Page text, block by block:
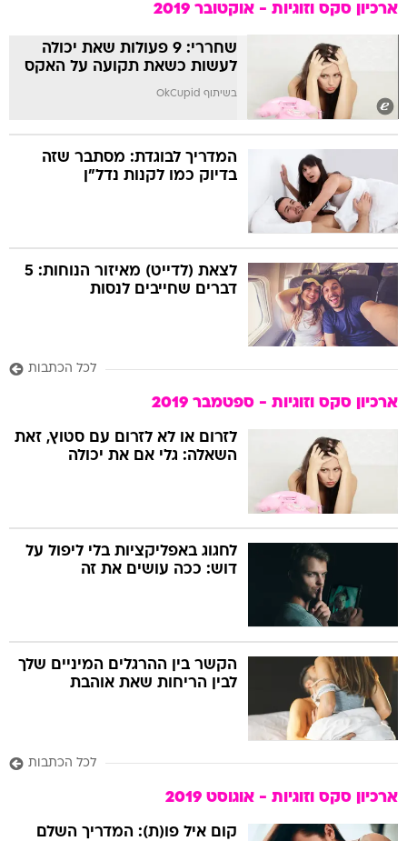
ארכיון סקס וזוגיות - אוקטובר 2019
שחררי: 9 פעולות שאת יכולה
לעשות כשאת תקועה על האקס
בשיתוף OkCupid
המדריך לבוגדת: מסתבר שזה
בדיוק כמו לקנות נדל"ן
לצאת (לדייט) מאיזור הנוחות: 5
דברים שחייבים לנסות
לכל הכתבות
ארכיון סקס וזוגיות - ספטמבר 2019
לזרום או לא לזרום עם סטוץ, זאת
השאלה: גלי אם את יכולה
לחגוג באפליקציות בלי ליפול על
דוש: ככה עושים את זה
הקשר בין ההרגלים המיניים שלך
לבין הריחות שאת אוהבת
לכל הכתבות
ארכיון סקס וזוגיות - אוגוסט 2019
קום איל פו(ת): המדריך השלם